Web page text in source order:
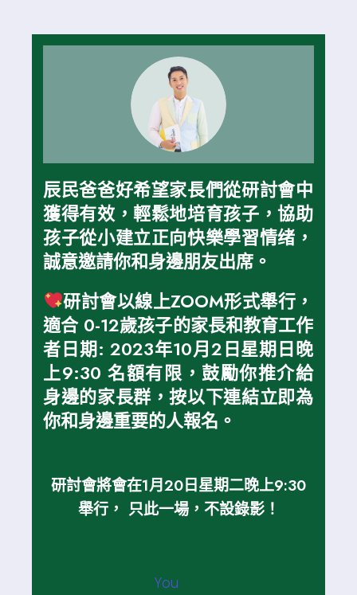
辰民爸爸好希望家長們從研討會中
獲得有效，輕鬆地培育孩子，協助
孩子從小建立正向快樂學習情绪，
誠意邀請你和身邊朋友出席。
研討會以線上ZOOM形式舉行，
適合 0-12歲孩子的家長和教育工作
者日期: 2023年10月2日星期日晚
上9:30 名額有限，鼓勵你推介給
身邊的家長群，按以下連結立即為
你和身邊重要的人報名。
研討會將會在1月20日星期二晚上9:30
舉行， 只此一場，不設錄影！
You